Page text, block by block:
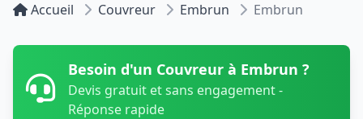
Accueil Couvreur Embrun Embrun
Besoin d'un Couvreur à Embrun ?
Devis gratuit et sans engagement -
Réponse rapide